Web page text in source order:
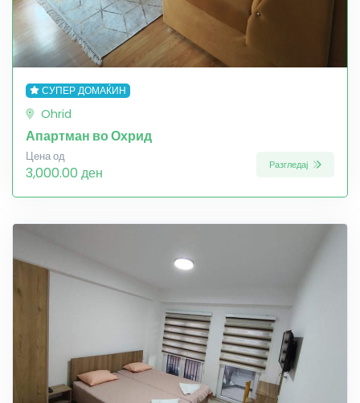
СУПЕР ДОМАЌИН
Ohrid
Апартман во Охрид
Цена од
3,000.00 ден Разгледај